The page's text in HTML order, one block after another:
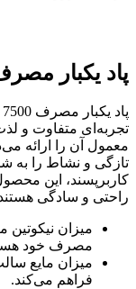
یکبار مصرف
پاد
متفاوت و
آن را ارائه می‌دهد.
و نشاط را به شما
این محصول
و سادگی هستند.
میزان نیکوتین
مصرف خود هستند.
میزان مایع سالت
فراهم می‌کند.